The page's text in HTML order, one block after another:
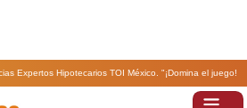
Expertos Hipotecarios TOI México. "¡Domina el juego!
y haz que te prefieran sobre todos los demás".